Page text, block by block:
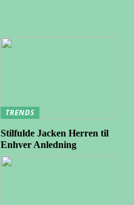
TRENDS
Stilfulde Jacken Herren til
Enhver Anledning